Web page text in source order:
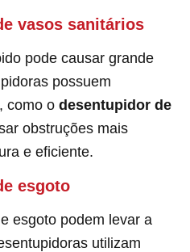
vasos sanitários
pode causar grande
possuem
como o desentupidor de
obstruções mais
e eficiente.
esgoto
esgoto podem levar a
utilizam